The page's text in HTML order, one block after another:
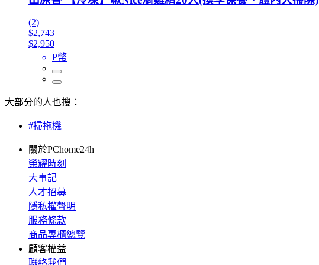
(2)
$2,743
$2,950
P幣
大部分的人也搜：
#掃拖機
關於PChome24h
榮耀時刻
大事記
人才招募
隱私權聲明
服務條款
商品專櫃總覽
顧客權益